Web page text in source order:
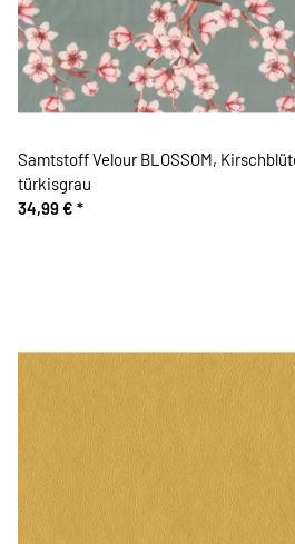
Samtstoff Velour BLOSSOM,
türkisgrau
34,99 € *